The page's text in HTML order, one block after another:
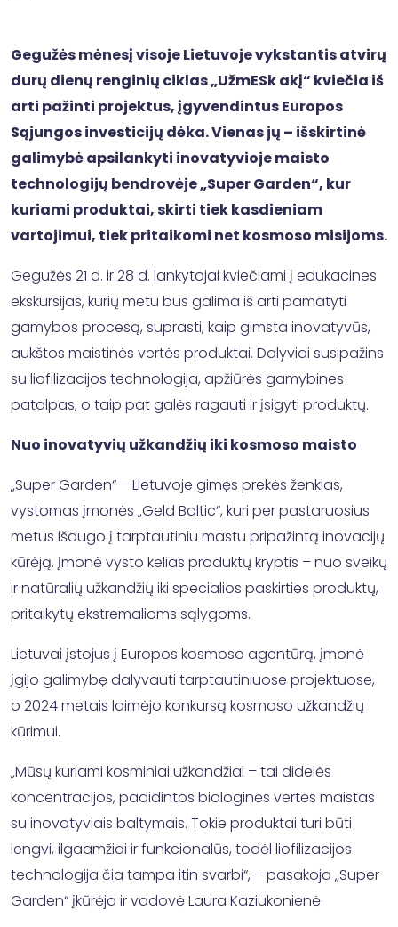
Gegužės mėnesį visoje Lietuvoje vykstantis atvirų
durų dienų renginių ciklas „UžmESk akį“ kviečia iš
arti pažinti projektus, įgyvendintus Europos
Sąjungos investicijų dėka. Vienas jų – išskirtinė
galimybė apsilankyti inovatyvioje maisto
technologijų bendrovėje „Super Garden“, kur
kuriami produktai, skirti tiek kasdieniam
vartojimui, tiek pritaikomi net kosmoso misijoms.
Gegužės 21 d. ir 28 d. lankytojai kviečiami į edukacines
ekskursijas, kurių metu bus galima iš arti pamatyti
gamybos procesą, suprasti, kaip gimsta inovatyvūs,
aukštos maistinės vertės produktai. Dalyviai susipažins
su liofilizacijos technologija, apžiūrės gamybines
patalpas, o taip pat galės ragauti ir įsigyti produktų.
Nuo inovatyvių užkandžių iki kosmoso maisto
„Super Garden“ – Lietuvoje gimęs prekės ženklas,
vystomas įmonės „Geld Baltic“, kuri per pastaruosius
metus išaugo į tarptautiniu mastu pripažintą inovacijų
kūrėją. Įmonė vysto kelias produktų kryptis – nuo sveikų
ir natūralių užkandžių iki specialios paskirties produktų,
pritaikytų ekstremalioms sąlygoms.
Lietuvai įstojus į Europos kosmoso agentūrą, įmonė
įgijo galimybę dalyvauti tarptautiniuose projektuose,
o 2024 metais laimėjo konkursą kosmoso užkandžių
kūrimui.
„Mūsų kuriami kosminiai užkandžiai – tai didelės
koncentracijos, padidintos biologinės vertės maistas
su inovatyviais baltymais. Tokie produktai turi būti
lengvi, ilgaamžiai ir funkcionalūs, todėl liofilizacijos
technologija čia tampa itin svarbi“, – pasakoja „Super
Garden“ įkūrėja ir vadovė Laura Kaziukonienė.